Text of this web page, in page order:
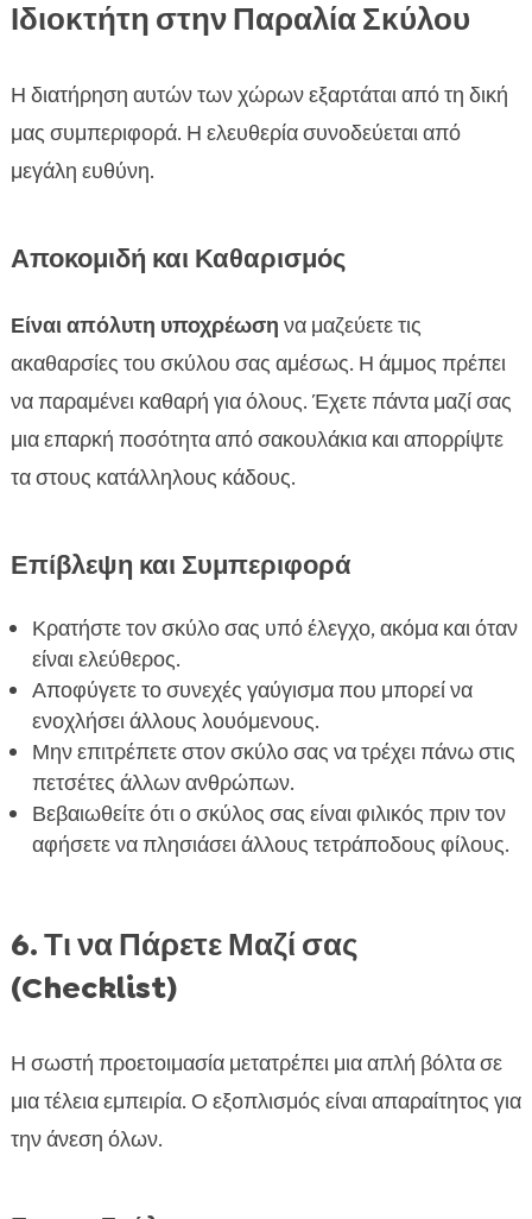
Ιδιοκτήτη στην Παραλία Σκύλου
Η διατήρηση αυτών των χώρων εξαρτάται από τη δική
μας συμπεριφορά. Η ελευθερία συνοδεύεται από
μεγάλη ευθύνη.
Αποκομιδή και Καθαρισμός
Είναι απόλυτη υποχρέωση να μαζεύετε τις
ακαθαρσίες του σκύλου σας αμέσως. Η άμμος πρέπει
να παραμένει καθαρή για όλους. Έχετε πάντα μαζί σας
μια επαρκή ποσότητα από σακουλάκια και απορρίψτε
τα στους κατάλληλους κάδους.
Επίβλεψη και Συμπεριφορά
Κρατήστε τον σκύλο σας υπό έλεγχο, ακόμα και όταν
είναι ελεύθερος.
Αποφύγετε το συνεχές γαύγισμα που μπορεί να
ενοχλήσει άλλους λουόμενους.
Μην επιτρέπετε στον σκύλο σας να τρέχει πάνω στις
πετσέτες άλλων ανθρώπων.
Βεβαιωθείτε ότι ο σκύλος σας είναι φιλικός πριν τον
αφήσετε να πλησιάσει άλλους τετράποδους φίλους.
6. Τι να Πάρετε Μαζί σας
(Checklist)
Η σωστή προετοιμασία μετατρέπει μια απλή βόλτα σε
μια τέλεια εμπειρία. Ο εξοπλισμός είναι απαραίτητος για
την άνεση όλων.